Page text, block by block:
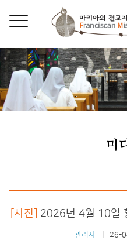
미
[사진] 2026년 4월 10일
관리자 26-